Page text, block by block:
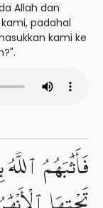
Allah dan
padahal
kami ke
فَأَثَٰبَهُمُ